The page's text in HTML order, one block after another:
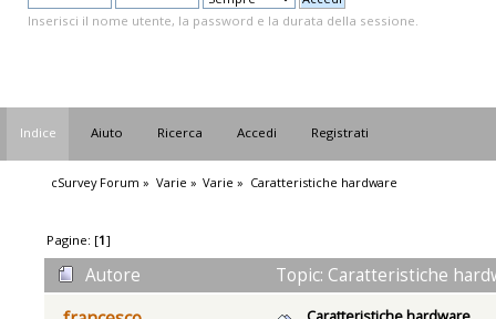
Inserisci il nome utente, la password e la durata della sessione.
Indice Aiuto Ricerca Accedi Registrati
cSurvey Forum » Varie » Varie » Caratteristiche hardware
Pagine: [1]
Autore
Topic: Caratteristiche